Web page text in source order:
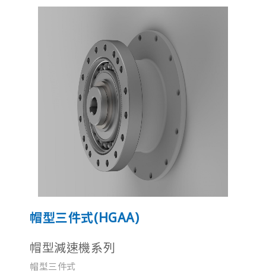
帽型三件式(HGAA)
帽型減速機系列
帽型三件式